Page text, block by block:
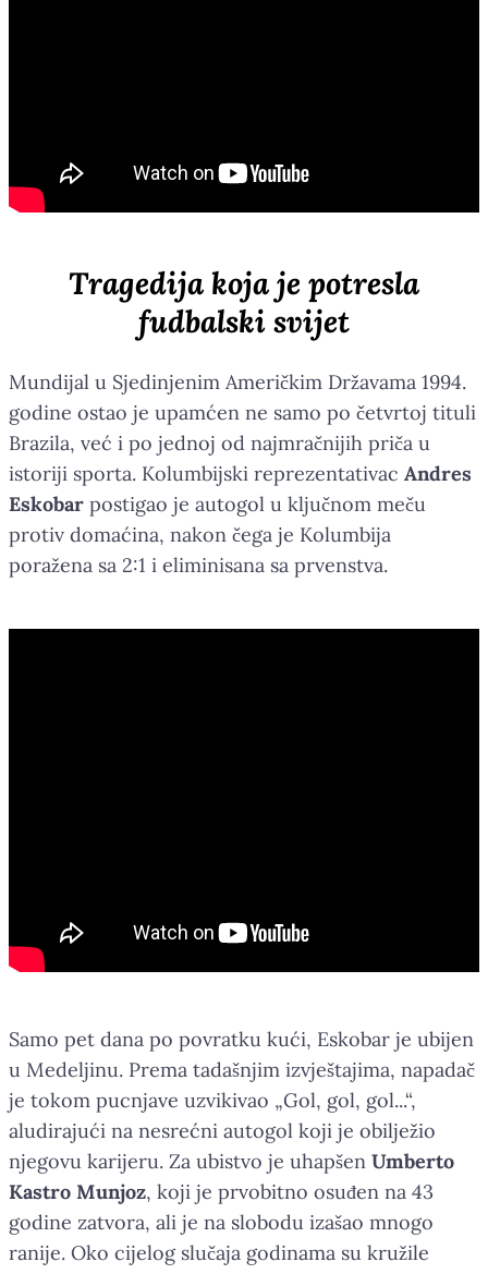
Tragedija koja je potresla
fudbalski svijet
Mundijal u Sjedinjenim Američkim Državama 1994.
godine ostao je upamćen ne samo po četvrtoj tituli
Brazila, već i po jednoj od najmračnijih priča u
istoriji sporta. Kolumbijski reprezentativac Andres
Eskobar postigao je autogol u ključnom meču
protiv domaćina, nakon čega je Kolumbija
poražena sa 2:1 i eliminisana sa prvenstva.
Samo pet dana po povratku kući, Eskobar je ubijen
u Medeljinu. Prema tadašnjim izvještajima, napadač
je tokom pucnjave uzvikivao „Gol, gol, gol...“,
aludirajući na nesrećni autogol koji je obilježio
njegovu karijeru. Za ubistvo je uhapšen Umberto
Kastro Munjoz, koji je prvobitno osuđen na 43
godine zatvora, ali je na slobodu izašao mnogo
ranije. Oko cijelog slučaja godinama su kružile